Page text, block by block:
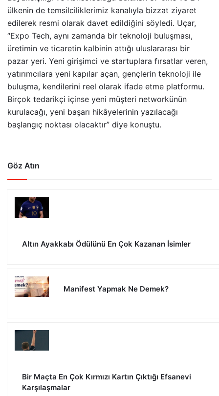
ülkenin de temsilciliklerimiz kanalıyla bizzat ziyaret
edilerek resmi olarak davet edildiğini söyledi. Uçar,
“Expo Tech, aynı zamanda bir teknoloji buluşması,
üretimin ve ticaretin kalbinin attığı uluslararası bir
pazar yeri. Yeni girişimci ve startuplara fırsatlar veren,
yatırımcılara yeni kapılar açan, gençlerin teknoloji ile
buluşma, kendilerini reel olarak ifade etme platformu.
Birçok tedarikçi içinse yeni müşteri networkünün
kurulacağı, yeni başarı hikâyelerinin yazılacağı
başlangıç noktası olacaktır” diye konuştu.
Göz Atın
Altın Ayakkabı Ödülünü En Çok Kazanan İsimler
Manifest Yapmak Ne Demek?
Bir Maçta En Çok Kırmızı Kartın Çıktığı Efsanevi
Karşılaşmalar